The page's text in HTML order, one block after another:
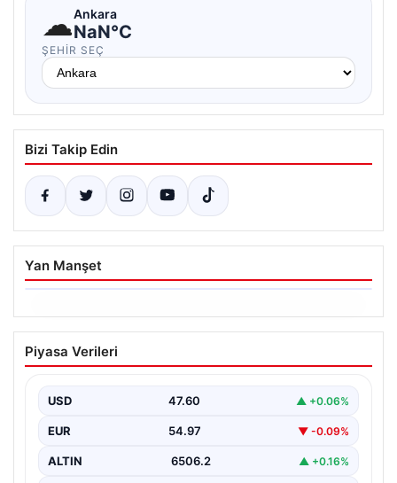
☁Ankara
NaN°C
ŞEHIR SEÇ
Bizi Takip Edin
Yan Manşet
06.08.2026
Ertuğrul Özkök’ün Hakaret İddialarına
İfade Verme Süreci
Cumhurbaşkanına hakaret iddialarıyla yürütülen
soruşturma kapsamında İstanbul Adalet…
Piyasa Verileri
USD 47.60 ▲ +0.06%
EUR 54.97 ▼ -0.09%
ALTIN 6506.2 ▲ +0.16%